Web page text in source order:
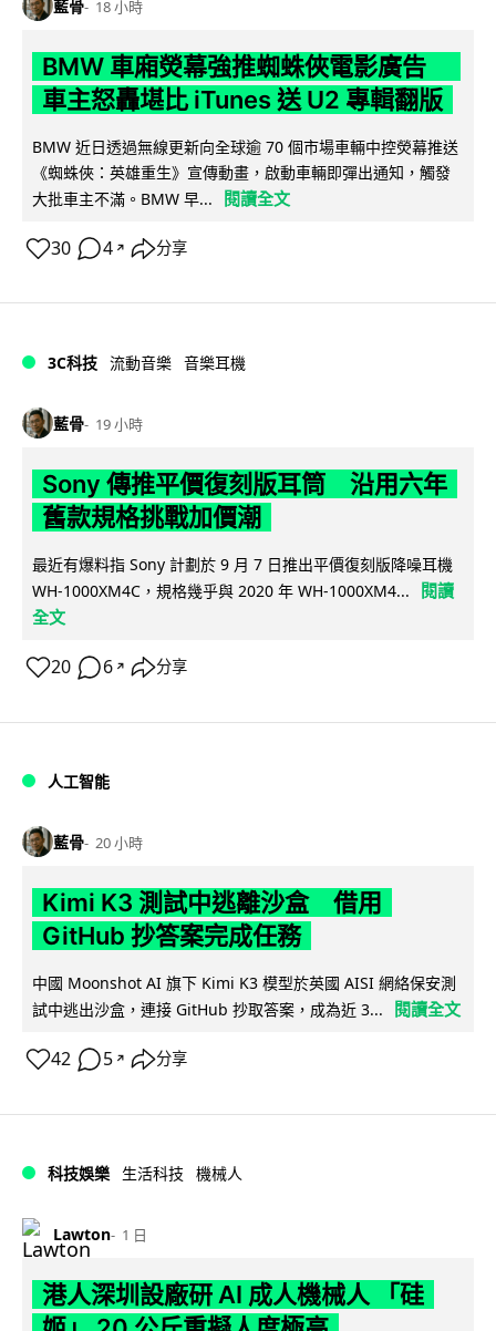
藍骨 18 小時
BMW 車廂熒幕強推蜘蛛俠電影廣告
車主怒轟堪比 iTunes 送 U2 專輯翻版
BMW 近日透過無線更新向全球逾 70 個市場車輛中控熒幕推送
《蜘蛛俠：英雄重生》宣傳動畫，啟動車輛即彈出通知，觸發
大批車主不滿。BMW 早...
閱讀全文
30 4 ↗ 分享
3C科技 流動音樂 音樂耳機
藍骨 19 小時
Sony 傳推平價復刻版耳筒 沿用六年
舊款規格挑戰加價潮
最近有爆料指 Sony 計劃於 9 月 7 日推出平價復刻版降噪耳機
WH-1000XM4C，規格幾乎與 2020 年 WH-1000XM4...
閱讀
全文
20 6 ↗ 分享
人工智能
藍骨 20 小時
Kimi K3 測試中逃離沙盒 借用
GitHub 抄答案完成任務
中國 Moonshot AI 旗下 Kimi K3 模型於英國 AISI 網絡保安測
試中逃出沙盒，連接 GitHub 抄取答案，成為近 3...
閱讀全文
42 5 ↗ 分享
科技娛樂 生活科技 機械人
Lawton 1 日
港人深圳設廠研 AI 成人機械人 「硅